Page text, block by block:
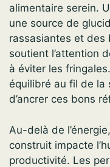
alimentaire serein.
une source de
rassasiantes et des
soutient l’attention
à éviter les
équilibré au fil de la
d’ancrer ces bons
Au-delà de
construit impacte
productivité. Les